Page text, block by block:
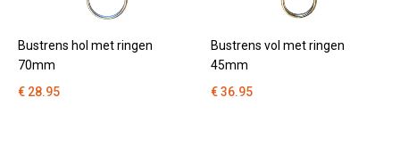
Bustrens hol met ringen
70mm
€ 28.95
Bustrens vol met ringen
45mm
€ 36.95